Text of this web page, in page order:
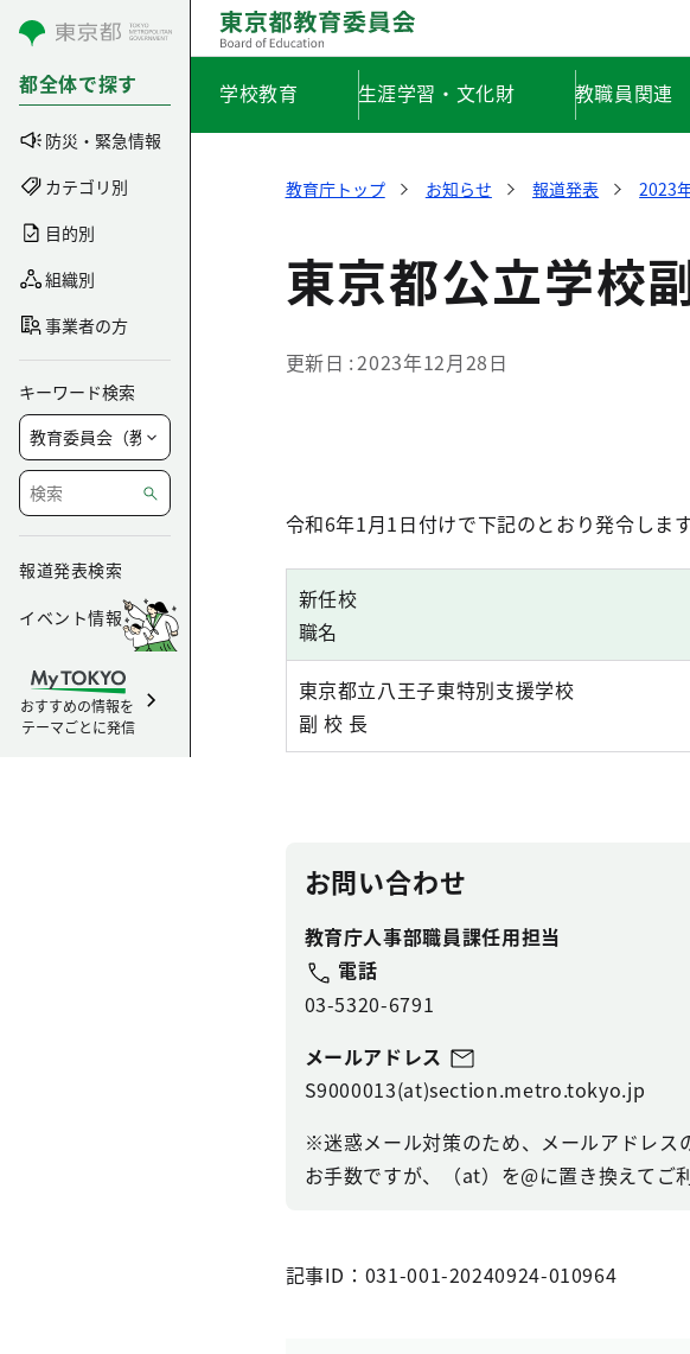
コンテンツにスキップ
都全体で探す
防災・緊急情報
カテゴリ別
目的別
組織別
事業者の方
キーワード検索
報道発表検索
イベント情報
おすすめの情報を
テーマごとに発信
学校教育 生涯学習・文化財 教職員関連
教育庁トップ お知らせ 報道発表 2023
東京都公立学校
更新日 2023年12月28日
令和6年1月1日付けで下記のとおり発令しま
新任校
職名
東京都立八王子東特別支援学校
副 校 長
お問い合わせ
教育庁人事部職員課任用担当
電話
03-5320-6791
メールアドレス
S9000013(at)section.metro.tokyo.jp
※迷惑メール対策のため、メールアドレス
お手数ですが、（at）を@に置き換えてご
記事ID：031-001-20240924-010964